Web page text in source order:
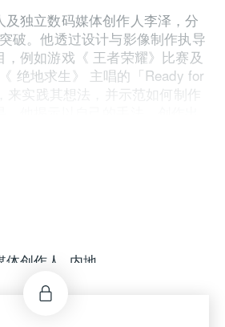
及独立数码媒体创作人李泽，分
破。他透过设计与影像制作执导
例如游戏《 王者荣耀》比赛及
绝地求生》 主唱的「Ready for
来实践其想法，并示范如何制作
体创作人, 内地